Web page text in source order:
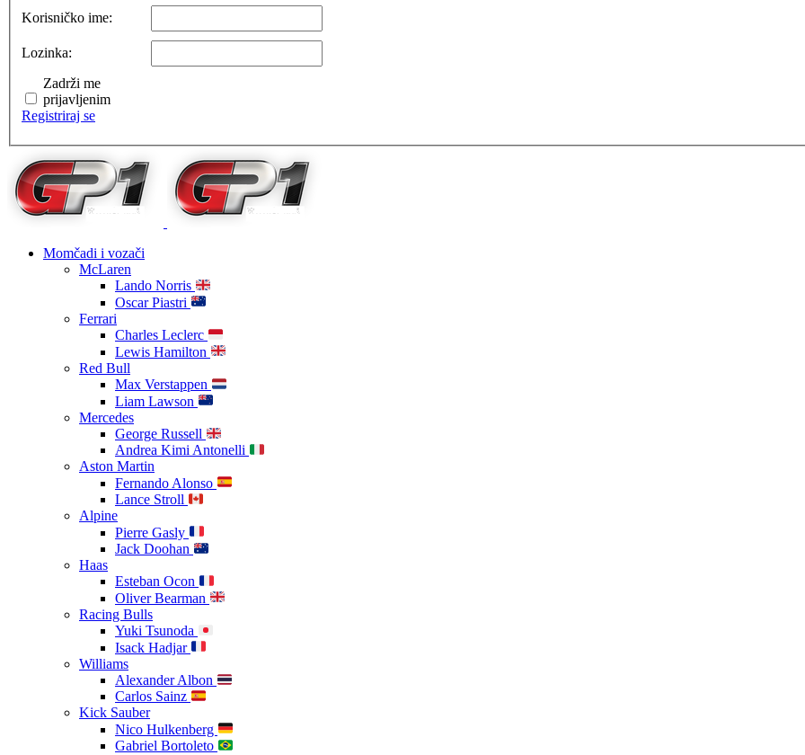
Korisničko ime:
Lozinka:
Zadrži me
prijavljenim
Registriraj se
Momčadi i vozači
McLaren
Lando Norris
Oscar Piastri
Ferrari
Charles Leclerc
Lewis Hamilton
Red Bull
Max Verstappen
Liam Lawson
Mercedes
George Russell
Andrea Kimi Antonelli
Aston Martin
Fernando Alonso
Lance Stroll
Alpine
Pierre Gasly
Jack Doohan
Haas
Esteban Ocon
Oliver Bearman
Racing Bulls
Yuki Tsunoda
Isack Hadjar
Williams
Alexander Albon
Carlos Sainz
Kick Sauber
Nico Hulkenberg
Gabriel Bortoleto